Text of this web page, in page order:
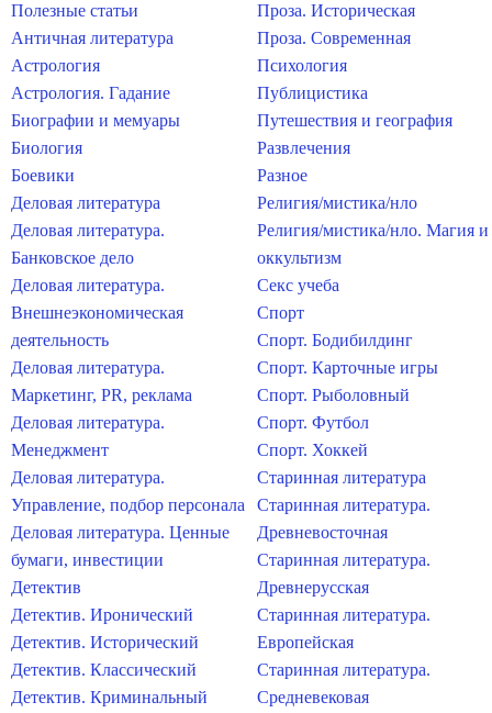
Полезные статьи
Античная литература
Астрология
Астрология. Гадание
Биографии и мемуары
Биология
Боевики
Деловая литература
Деловая литература.
Банковское дело
Деловая литература.
Внешнеэкономическая
деятельность
Деловая литература.
Маркетинг, PR, реклама
Деловая литература.
Менеджмент
Деловая литература.
Управление, подбор персонала
Деловая литература. Ценные
бумаги, инвестиции
Детектив
Детектив. Иронический
Детектив. Исторический
Детектив. Классический
Детектив. Криминальный
Проза. Историческая
Проза. Современная
Психология
Публицистика
Путешествия и география
Развлечения
Разное
Религия/мистика/нло
Религия/мистика/нло. Магия и
оккультизм
Секс учеба
Спорт
Спорт. Бодибилдинг
Спорт. Карточные игры
Спорт. Рыболовный
Спорт. Футбол
Спорт. Хоккей
Старинная литература
Старинная литература.
Древневосточная
Старинная литература.
Древнерусская
Старинная литература.
Европейская
Старинная литература.
Средневековая